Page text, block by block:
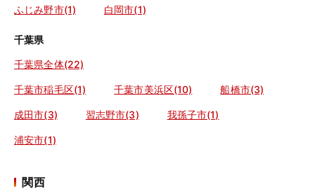
ふじみ野市(1) 白岡市(1)
千葉県
千葉県全体(22)
千葉市稲毛区(1) 千葉市美浜区(10) 船橋市(3)
成田市(3) 習志野市(3) 我孫子市(1)
浦安市(1)
関西